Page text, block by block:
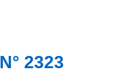
2323